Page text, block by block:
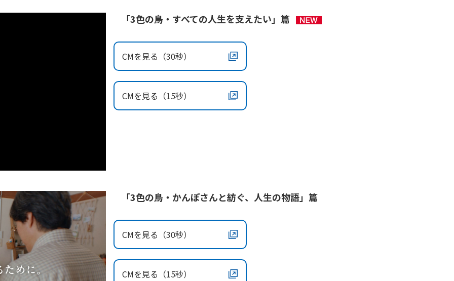
「3色の鳥・すべての人生を支えたい」篇
CMを見る（30秒）
CMを見る（15秒）
「3色の鳥・かんぽさんと紡ぐ、人生の物語」篇
CMを見る（30秒）
CMを見る（15秒）